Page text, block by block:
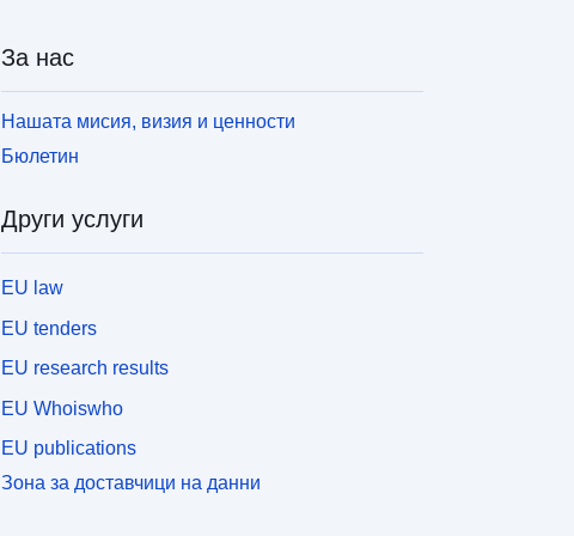
За нас
Нашата мисия, визия и ценности
Бюлетин
Други услуги
EU law
EU tenders
EU research results
EU Whoiswho
EU publications
Зона за доставчици на данни